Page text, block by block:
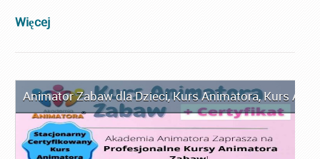
Więcej
Animator Zabaw dla Dzieci,Kurs Animatora,Kurs